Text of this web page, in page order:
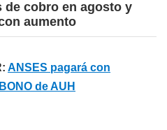
de cobro en agosto y
aumento
ANSES pagará con
de AUH